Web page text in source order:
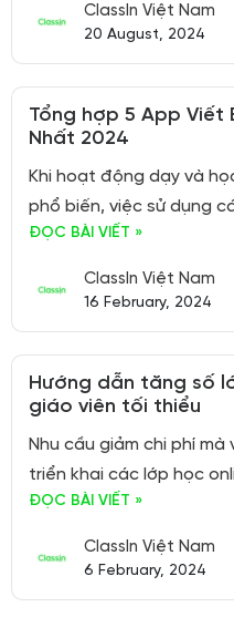
ClassIn Việt Nam
20 August, 2024
Tổng hợp 5 App Viết
Nhất 2024
Khi hoạt động dạy và
phổ biến, việc sử dụng
ĐỌC BÀI VIẾT »
ClassIn Việt Nam
16 February, 2024
Hướng dẫn tăng số
giáo viên tối thiểu
Nhu cầu giảm chi phí
triển khai các lớp học
ĐỌC BÀI VIẾT »
ClassIn Việt Nam
6 February, 2024